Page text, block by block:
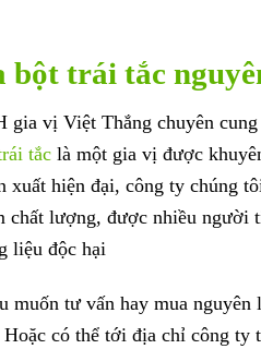
bột trái tắc
gia vị Việt Thắng chuyên
tắc là một gia vị được
xuất hiện đại, công ty chúng
chất lượng, được nhiều người
liệu độc hại
muốn tư vấn hay mua
Hoặc có thể tới địa chỉ công ty